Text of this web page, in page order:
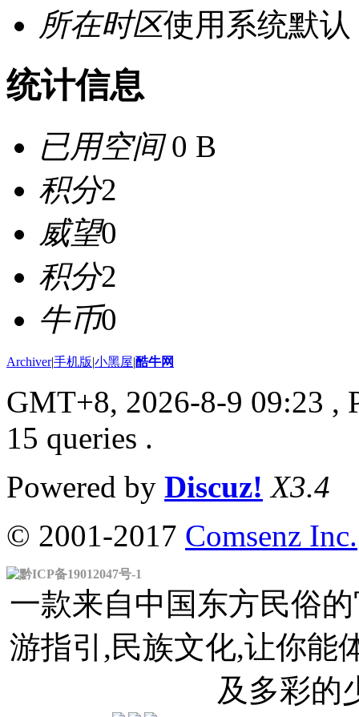
所在时区使用系统默认
统计信息
已用空间0 B
积分2
威望0
积分2
牛币0
Archiver|手机版|小黑屋|酷牛网
GMT+8, 2026-8-9 09:23 ,
15 queries .
Powered by Discuz! X3.4
© 2001-2017 Comsenz Inc.
黔ICP备19012047号-1
一款来自中国东方民俗
游指引,民族文化,让你能
及多彩的